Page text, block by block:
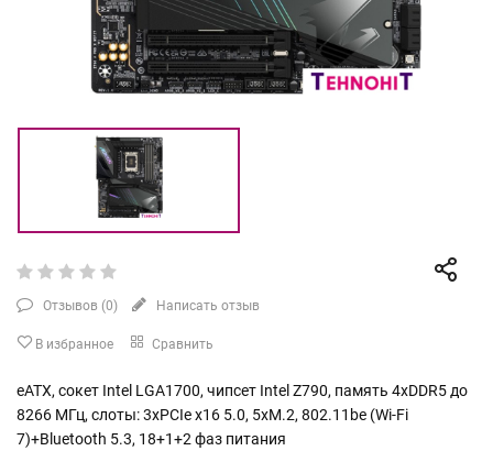
Отзывов (0) Написать отзыв
В избранное Сравнить
eATX, сокет Intel LGA1700, чипсет Intel Z790, память 4xDDR5 до
8266 МГц, слоты: 3xPCIe x16 5.0, 5xM.2, 802.11be (Wi-Fi
7)+Bluetooth 5.3, 18+1+2 фаз питания